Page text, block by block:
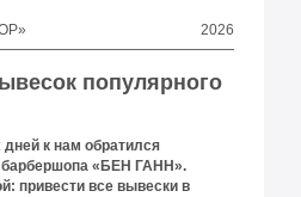
2026
популярного
к нам обратился
барбершопа «БЕН ГАНН».
привести все вывески в